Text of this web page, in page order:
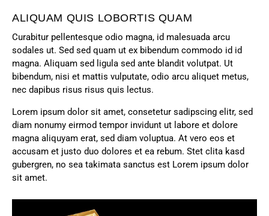
ALIQUAM QUIS LOBORTIS QUAM
Curabitur pellentesque odio magna, id malesuada arcu
sodales ut. Sed sed quam ut ex bibendum commodo id id
magna. Aliquam sed ligula sed ante blandit volutpat. Ut
bibendum, nisi et mattis vulputate, odio arcu aliquet metus,
nec dapibus risus risus quis lectus.
Lorem ipsum dolor sit amet, consetetur sadipscing elitr, sed
diam nonumy eirmod tempor invidunt ut labore et dolore
magna aliquyam erat, sed diam voluptua. At vero eos et
accusam et justo duo dolores et ea rebum. Stet clita kasd
gubergren, no sea takimata sanctus est Lorem ipsum dolor
sit amet.